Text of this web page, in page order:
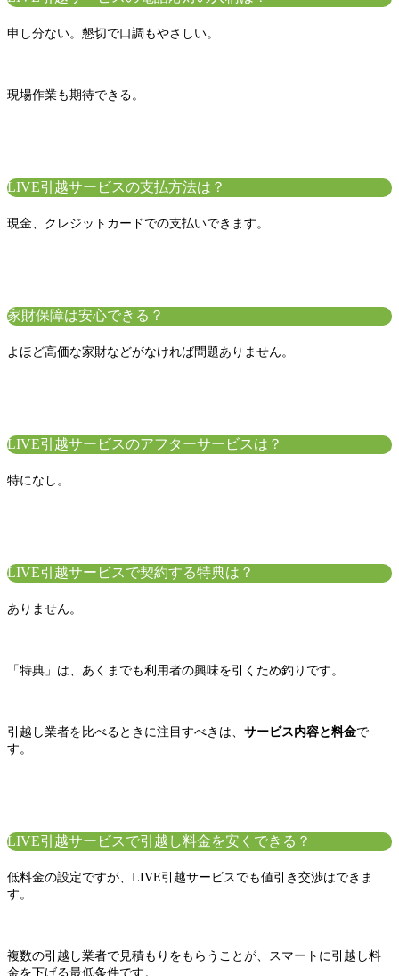
申し分ない。懇切で口調もやさしい。
現場作業も期待できる。
LIVE引越サービスの支払方法は？
現金、 クレジットカードでの支払いできます。
家財保障は安心できる？
よほど高価な家財などがなければ問題ありません。
LIVE引越サービスのアフターサービスは？
特になし。
LIVE引越サービスで契約する特典は？
ありません。
「特典」は、あくまでも利用者の興味を引くため釣りです。
引越し業者を比べるときに注目すべきは、 サービス内容と料金で
す。
LIVE引越サービスで引越し料金を安くできる？
低料金の設定ですが、LIVE引越サービスでも値引き交渉はできま
す。
複数の引越し業者で見積もりをもらうことが、スマートに引越し料
金を下げる最低条件です。